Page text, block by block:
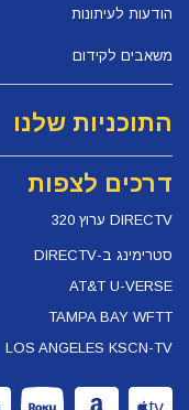
הודעות לעיתונות
משאבים לקידום
התוכניות שלנו
דרכים לצפות
DIRECTV ערוץ 320
סטרימינג ב-DIRECTV
AT&T U-VERSE
TAMPA BAY WFTT
LOS ANGELES KSCN-TV